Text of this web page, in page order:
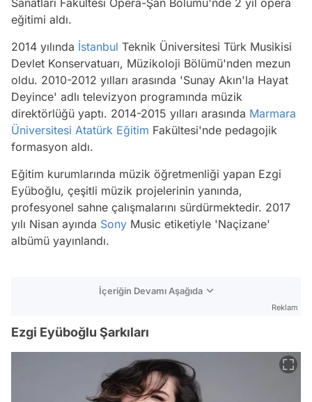
eğitimi aldı.
2014 yılında İstanbul Teknik Üniversitesi Türk Musikisi
Devlet Konservatuarı, Müzikoloji Bölümü'nden mezun
oldu. 2010-2012 yılları arasında 'Sunay Akın'la Hayat
Deyince' adlı televizyon programında müzik
direktörlüğü yaptı. 2014-2015 yılları arasında Marmara
Üniversitesi Atatürk Eğitim Fakültesi'nde pedagojik
formasyon aldı.
Eğitim kurumlarında müzik öğretmenliği yapan Ezgi
Eyüboğlu, çeşitli müzik projelerinin yanında,
profesyonel sahne çalışmalarını sürdürmektedir. 2017
yılı Nisan ayında Sony Music etiketiyle 'Naçizane'
albümü yayınlandı.
İçeriğin Devamı Aşağıda
Reklam
Ezgi Eyüboğlu Şarkıları